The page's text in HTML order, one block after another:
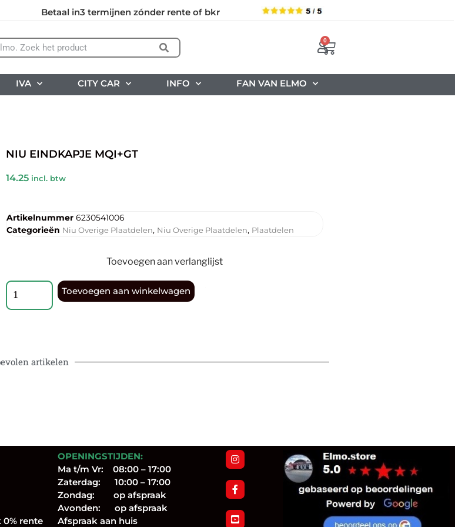
Betaal in3 termijnen zónder rente of bkr
0
IVA CITY CAR INFO FAN VAN ELMO
NIU EINDKAPJE MQI+GT
14.25 incl. btw
Artikelnummer 6230541006
Categorieën Niu Overige Plaatdelen, Niu Overige Plaatdelen, Plaatdelen
Toevoegen aan verlanglijst
Toevoegen aan winkelwagen
artikelen
0% rente
OPENINGSTIJDEN:
Ma t/m Vr: 08:00 – 17:00
Zaterdag: 10:00 – 17:00
Zondag: op afspraak
Avonden: op afspraak
Afspraak aan huis